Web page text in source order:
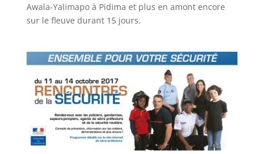
Awala-Yalimapo à Pidima et plus en amont encore
sur le fleuve durant 15 jours.